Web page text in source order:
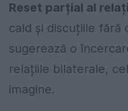
Reset parțial al
cald și discuțiile fără
sugerează o
relațiile bilaterale,
imagine.